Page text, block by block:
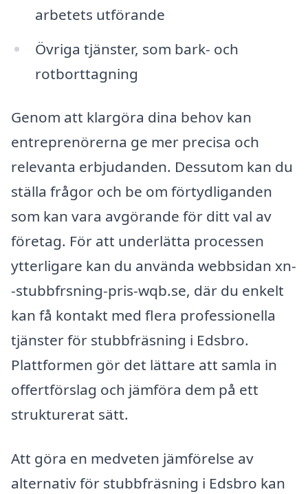
arbetets utförande
Övriga tjänster, som bark- och
rotborttagning
Genom att klargöra dina behov kan
entreprenörerna ge mer precisa och
relevanta erbjudanden. Dessutom kan du
ställa frågor och be om förtydliganden
som kan vara avgörande för ditt val av
företag. För att underlätta processen
ytterligare kan du använda webbsidan xn-
-stubbfrsning-pris-wqb.se, där du enkelt
kan få kontakt med flera professionella
tjänster för stubbfräsning i Edsbro.
Plattformen gör det lättare att samla in
offertförslag och jämföra dem på ett
strukturerat sätt.
Att göra en medveten jämförelse av
alternativ för stubbfräsning i Edsbro kan